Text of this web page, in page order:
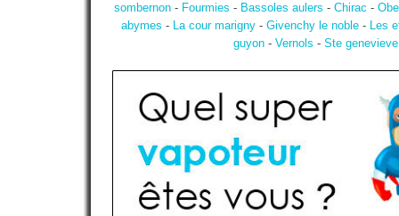
sombernon - Fourmies - Bassoles aulers - Chirac -
abymes - La cour marigny- Givenchy le noble- Les
guyon- Vernols - Ste